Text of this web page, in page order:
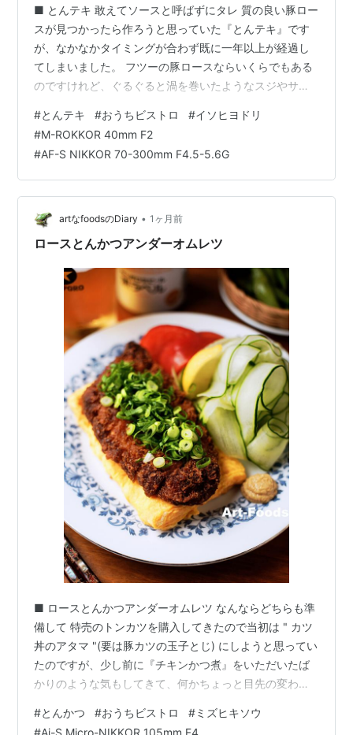
■ とんテキ 敢えてソースと呼ばずにタレ 質の良い豚ロー
スが見つかったら作ろうと思っていた『とんテキ』です
が、なかなかタイミングが合わず既に一年以上が経過し
てしまいました。 フツーの豚ロースならいくらでもある
のですけれど、ぐるぐると渦を巻いたようなスジやサシ
ものに出会うことも少なく、厚みや総重量を鑑みてよう
やく期待が持てるものに遭遇出来たのですよ。 おぉ～い
いカンジですねえ…柔らかくその脂も融点が低そうな "
秋田県産 十和田湖高原ポーク SPF桃豚 "、なんだかナマ
エは長いけれどこれならしっかりソテーしても硬くなら
ずにその肉質に満足できそうな…
#とんテキ #おうちビストロ #イソヒヨドリ
#M-ROKKOR 40mm F2
#AF-S NIKKOR 70-300mm F4.5-5.6G
artなfoodsのDiary • 1ヶ月前
ロースとんかつアンダーオムレツ
■ ロースとんかつアンダーオムレツ なんならどちらも準
備して 特売のトンカツを購入してきたので当初は " カツ
丼のアタマ "(要は豚カツの玉子とじ) にしようと思ってい
たのですが、少し前に『チキンかつ煮』をいただいたば
かりのような気もしてきて、何かちょっと目先の変わる
とサッポロ黒ラベルそうだ、ふわっと仕上げた四角いオ
#とんかつ #おうちビストロ #ミズヒキソウ
#Ai-S Micro-NIKKOR 105mm F4